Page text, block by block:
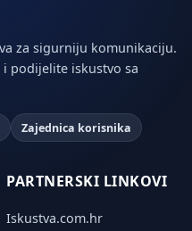
za sigurniju komunikaciju.
podijelite iskustvo sa
Zajednica korisnika
PARTNERSKI LINKOVI
Iskustva.com.hr